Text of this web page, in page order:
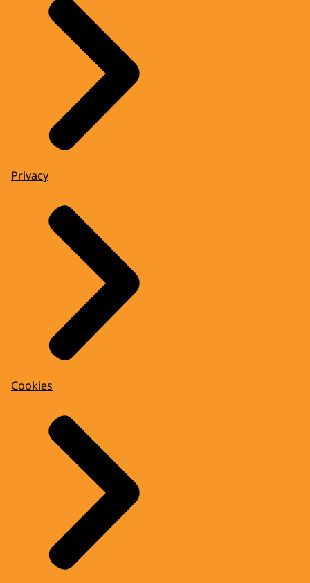
Privacy
Cookies